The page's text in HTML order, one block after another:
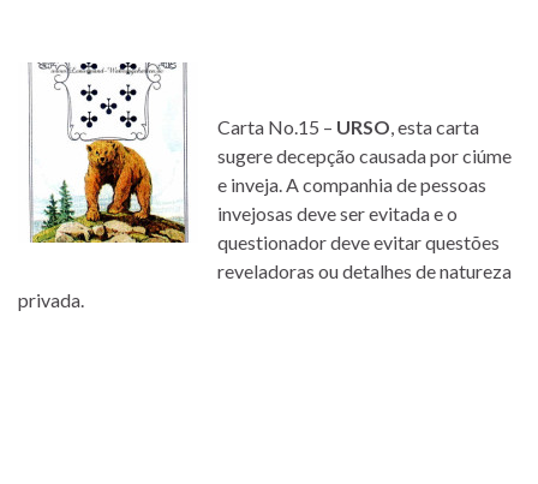
Carta No.15 – URSO, esta carta
sugere decepção causada por ciúme
e inveja. A companhia de pessoas
invejosas deve ser evitada e o
questionador deve evitar questões
reveladoras ou detalhes de natureza
privada.